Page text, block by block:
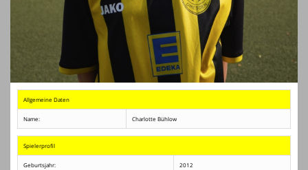
Allgemeine Daten
Name: Charlotte Bühlow
Spielerprofil
Geburtsjahr: 2012